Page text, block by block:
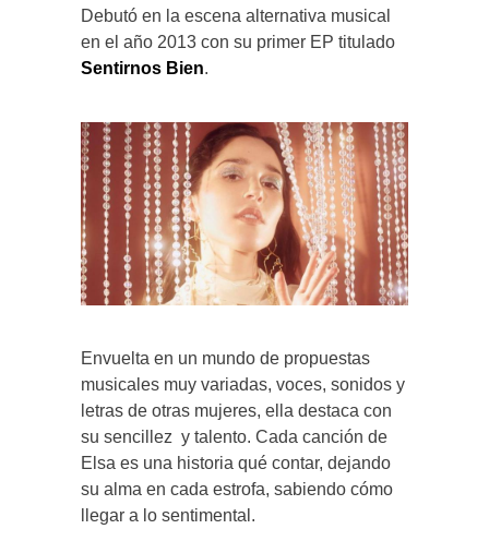
Debutó en la escena alternativa musical
en el año 2013 con su primer EP titulado
Sentirnos Bien.
Envuelta en un mundo de propuestas
musicales muy variadas, voces, sonidos y
letras de otras mujeres, ella destaca con
su sencillez y talento. Cada canción de
Elsa es una historia qué contar, dejando
su alma en cada estrofa, sabiendo cómo
llegar a lo sentimental.